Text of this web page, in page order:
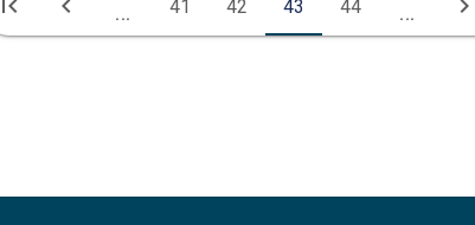
first_page chevron_left ... 41 42 43 44 ... chevron_right